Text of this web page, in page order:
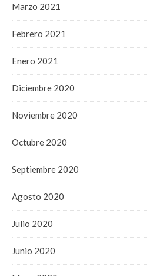
Marzo 2021
Febrero 2021
Enero 2021
Diciembre 2020
Noviembre 2020
Octubre 2020
Septiembre 2020
Agosto 2020
Julio 2020
Junio 2020